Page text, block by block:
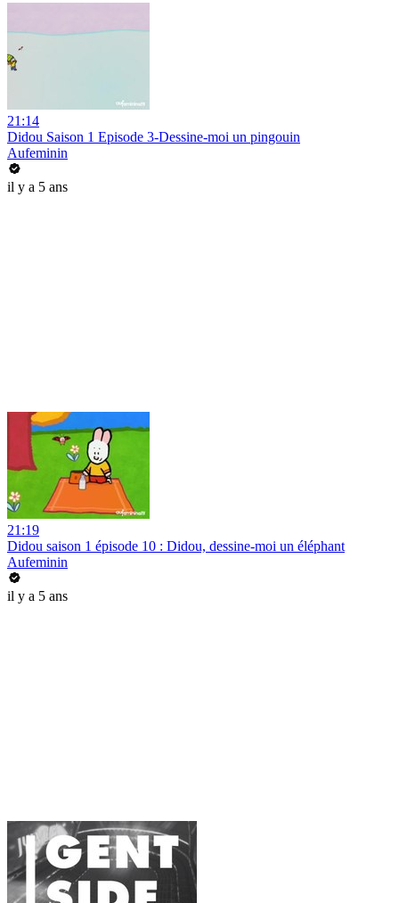
21:14
Didou Saison 1 Episode 3-Dessine-moi un pingouin
Aufeminin
il y a 5 ans
21:19
Didou saison 1 épisode 10 : Didou, dessine-moi un éléphant
Aufeminin
il y a 5 ans